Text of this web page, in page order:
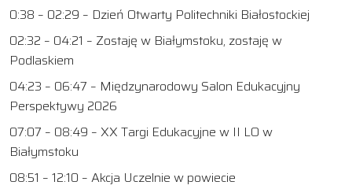
0:38 – 02:29 – Dzień Otwarty Politechniki Białostockiej
02:32 – 04:21 – Zostaję w Białymstoku, zostaję w
Podlaskiem
04:23 – 06:47 – Międzynarodowy Salon Edukacyjny
Perspektywy 2026
07:07 – 08:49 – XX Targi Edukacyjne w II LO w
Białymstoku
08:51 – 12:10 – Akcja Uczelnie w powiecie